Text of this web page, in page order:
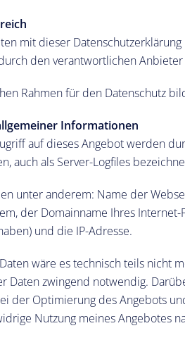
mit dieser
den verantwortlichen
Rahmen für den Datenschutz
Informationen
auf dieses Angebot werden
auch als Server-Logfiles
unter anderem: Name der
der Domainname Ihres
und die IP-Adresse.
wäre es technisch teils nicht
Daten zwingend notwendig.
der Optimierung des Angebots
Nutzung meines Angebotes